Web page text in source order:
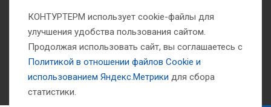
1993-2026 © Компания «Контуртерм» — инженерно-торговый центр
КОНТУРТЕРМ использует cookie-файлы для
улучшения удобства пользования сайтом.
Продолжая использовать сайт, вы соглашаетесь с
Политикой в отношении файлов Сookie и
использованием Яндекс.Метрики для сбора
статистики.